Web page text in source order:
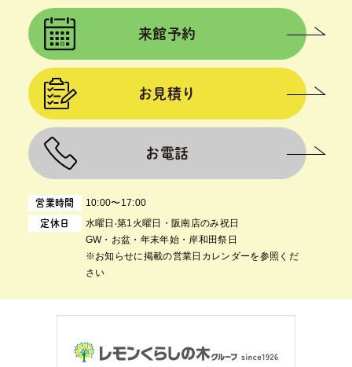
営業時間 10:00〜17:00
定休日
⽔曜⽇‧第1⽕曜⽇・阪南店のみ祝日
GW・お盆・年末年始・岸和田祭日
※お知らせに掲載の営業日カレンダーを参照くだ
さい
来館予約
お見積り
お電話